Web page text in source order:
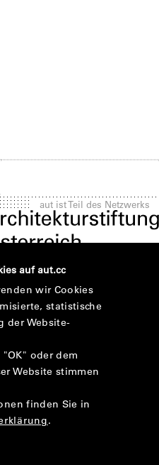
aut ist Teil des Netzwerks
auf aut.cc
wir Cookies
statistische
der Website-
oder dem
Website stimmen
finden Sie in
.